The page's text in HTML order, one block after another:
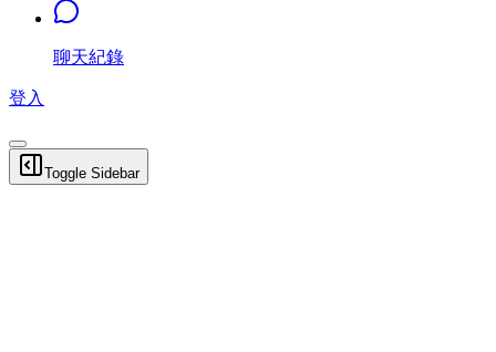
聊天紀錄
登入
Toggle Sidebar